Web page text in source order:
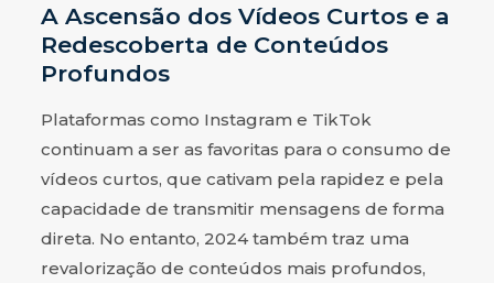
A Ascensão dos Vídeos Curtos e a
Redescoberta de Conteúdos
Profundos
Plataformas como Instagram e TikTok
continuam a ser as favoritas para o consumo de
vídeos curtos, que cativam pela rapidez e pela
capacidade de transmitir mensagens de forma
direta. No entanto, 2024 também traz uma
revalorização de conteúdos mais profundos,